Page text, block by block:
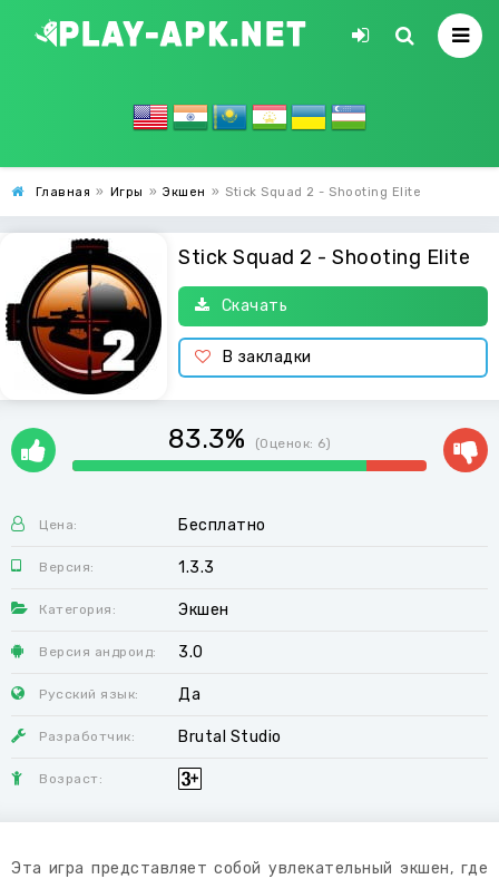
Главная » Игры » Экшен » Stick Squad 2 - Shooting Elite
Stick Squad 2 - Shooting Elite
Скачать
В закладки
83.3% (Оценок: 6)
Цена: Бесплатно
Версия: 1.3.3
Категория: Экшен
Версия андроид: 3.0
Русский язык: Да
Разработчик: Brutal Studio
Возраст:
Эта игра представляет собой увлекательный экшен, где